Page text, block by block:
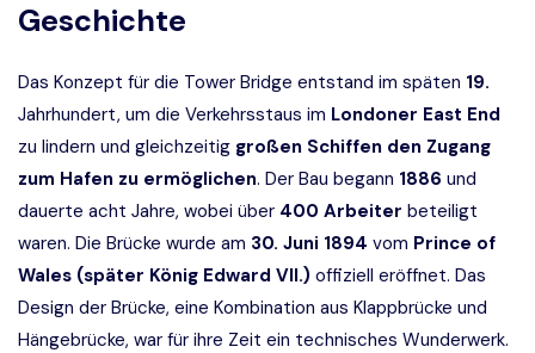
Geschichte
Das Konzept für die Tower Bridge entstand im späten 19.
Jahrhundert, um die Verkehrsstaus im Londoner East End
zu lindern und gleichzeitig großen Schiffen den Zugang
zum Hafen zu ermöglichen. Der Bau begann 1886 und
dauerte acht Jahre, wobei über 400 Arbeiter beteiligt
waren. Die Brücke wurde am 30. Juni 1894 vom Prince of
Wales (später König Edward VII.) offiziell eröffnet. Das
Design der Brücke, eine Kombination aus Klappbrücke und
Hängebrücke, war für ihre Zeit ein technisches Wunderwerk.